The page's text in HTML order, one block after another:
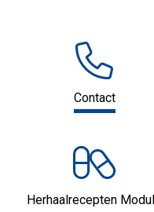
Contact
Herhaalrecepten